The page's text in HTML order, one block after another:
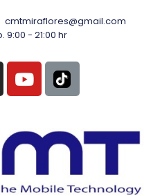
cmtmiraflores@gmail.com
9:00 - 21:00 hr